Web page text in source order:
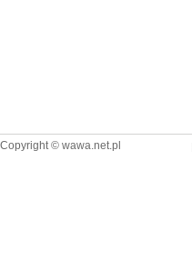
Copyright © wawa.net.pl